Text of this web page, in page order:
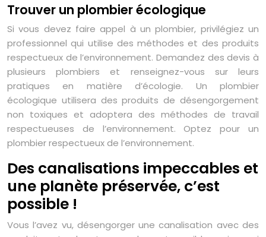
Trouver un plombier écologique
Si vous devez faire appel à un plombier, privilégiez un
professionnel qui utilise des méthodes et des produits
respectueux de l’environnement. Demandez des devis à
plusieurs plombiers et renseignez-vous sur leurs
pratiques en matière d’écologie. Un plombier
écologique utilisera des produits de désengorgement
non toxiques et adoptera des méthodes de travail
respectueuses de l’environnement. Optez pour un
plombier respectueux de l’environnement.
Des canalisations impeccables et
une planète préservée, c’est
possible !
Vous l’avez vu, désengorger une canalisation avec des